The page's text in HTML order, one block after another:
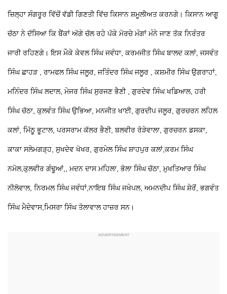
ਜ਼ਿਲ੍ਹਾ ਸੰਗਰੂਰ ਵਿੱਚੋਂ ਵੱਡੀ ਗਿਣਤੀ ਵਿੱਚ ਕਿਸਾਨ ਸ਼ਮੂਲੀਅਤ ਕਰਨਗੇ। ਕਿਸਾਨ ਆਗੂ
ਚੱਠਾ ਨੇ ਦੱਸਿਆ ਕਿ ਬੈਂਕਾਂ ਅੱਗੇ ਚੱਲ ਰਹੇ ਪੱਕੇ ਮੋਰਚੇ ਮੰਗਾਂ ਮੰਨੇ ਜਾਣ ਤੱਕ ਨਿਰੰਤਰ
ਜਾਰੀ ਰਹਿਣਗੇ।ਇਸ ਮੌਕੇ ਕੇਵਲ ਸਿੰਘ ਜਵੰਧਾ, ਕਰਮਜੀਤ ਸਿੰਘ ਬਾਲਦ ਕਲਾਂ, ਜਸਵੰਤ
ਸਿੰਘ ਛਾਹੜ , ਰਾਮਫਲ ਸਿੰਘ ਜਲੂਰ, ਜਤਿੰਦਰ ਸਿੰਘ ਜਲੂਰ , ਕਸ਼ਮੀਰ ਸਿੰਘ ਉਗਰਾਹਾਂ,
ਮਨਿੰਦਰ ਸਿੰਘ ਲਦਾਲ, ਮੇਜਰ ਸਿੰਘ ਸੁਰਜਣ ਭੈਣੀ , ਗੁਰਦੇਵ ਸਿੰਘ ਖਡਿਆਲ, ਹਰੀ
ਸਿੰਘ ਚੱਠਾ, ਕੁਲਵੰਤ ਸਿੰਘ ਉਭਿਆ, ਮਨਜੀਤ ਖਾਈ, ਗੁਰਦੀਪ ਜਲੂਰ, ਗੁਰਚਰਨ ਲਹਿਲ
ਕਲਾਂ, ਮਿੱਠੂ ਭੂਟਾਲ, ਪਰਸਰਾਮ ਕੱਲਰ ਭੈਣੀ, ਬਲਵੀਰ ਰੋੜੇਵਾਲਾ, ਗੁਰਚਰਨ ਡਸਕਾ,
ਕਾਕਾ ਸਲੇਮਗੜ੍ਹ, ਸੁਖਦੇਵ ਖੋਖਰ, ਗੁਰਮੇਲ ਸਿੰਘ ਸ਼ਾਹਪੁਰ ਕਲਾਂ,ਕਰਮ ਸਿੰਘ
ਨਮੋਲ,ਕੁਲਵੀਰ ਗੰਢੂਆਂ,, ਮਦਨ ਦਾਸ ਮਹਿਲਾ, ਭੋਲਾ ਸਿੰਘ ਚੱਠਾ, ਮੁਖਤਿਆਰ ਸਿੰਘ
ਨੀਲੋਵਾਲ, ਨਿਰਮਲ ਸਿੰਘ ਜਵੰਧਾਂ,ਨਾਇਬ ਸਿੰਘ ਜਖੇਪਲ, ਅਮਨਦੀਪ ਸਿੰਘ ਸ਼ੇਰੋਂ, ਭਗਵੰਤ
ਸਿੰਘ ਮੈਦੇਵਾਸ,ਮਿਸਰਾ ਸਿੰਘ ਤੋਲਾਵਾਲ ਹਾਜ਼ਰ ਸਨ।